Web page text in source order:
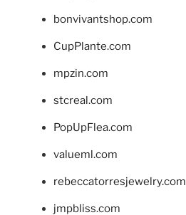
bonvivantshop.com
CupPlante.com
mpzin.com
stcreal.com
PopUpFlea.com
valueml.com
rebeccatorresjewelry.com
jmpbliss.com